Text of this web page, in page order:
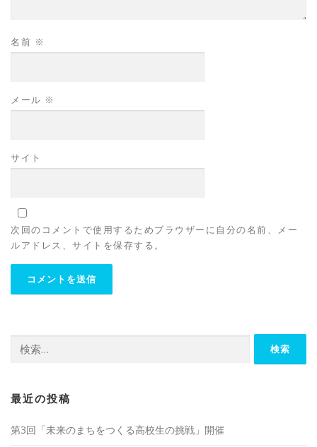
名前 ※
メール ※
サイト
次回のコメントで使用するためブラウザーに自分の名前、メー
ルアドレス、サイトを保存する。
索:
最近の投稿
第3回「未来のまちをつくる高校生の挑戦」開催